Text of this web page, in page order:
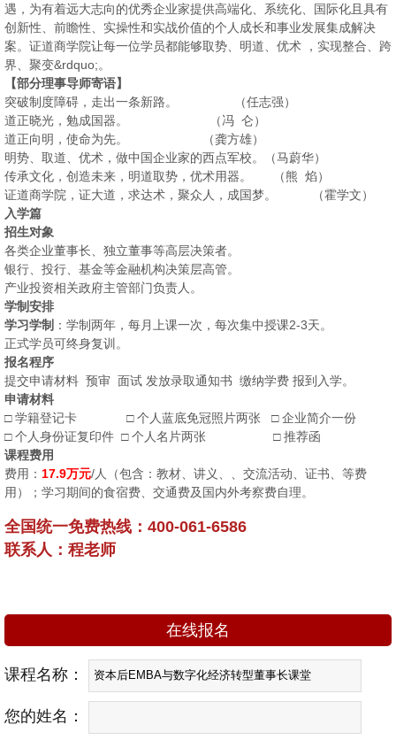
遇，为有着远大志向的优秀企业家提供高端化、系统化、国际化且具有
创新性、前瞻性、实操性和实战价值的个人成长和事业发展集成解决
案。证道商学院让每一位学员都能够取势、明道、优术 ，实现整合、跨
界、聚变&rdquo;。
【部分理事导师寄语】
突破制度障碍，走出一条新路。 （任志强）
道正晓光，勉成国器。 （冯 仑）
道正向明，使命为先。 （龚方雄）
明势、取道、优术，做中国企业家的西点军校。（马蔚华）
传承文化，创造未来，明道取势，优术用器。 （熊 焰）
证道商学院，证大道，求达术，聚众人，成国梦。 （霍学文）
入学篇
招生对象
各类企业董事长、独立董事等高层决策者。
银行、投行、基金等金融机构决策层高管。
产业投资相关政府主管部门负责人。
学制安排
学习学制 ：学制两年，每月上课一次，每次集中授课2-3天。
正式学员可终身复训。
报名程序
提交申请材料 预审 面试 发放录取通知书 缴纳学费 报到入学。
申请材料
□ 学籍登记卡 □ 个人蓝底免冠照片两张 □ 企业简介一份
□ 个人身份证复印件 □ 个人名片两张 □ 推荐函
课程费用
费用： 17.9万元/人（包含：教材、讲义、、交流活动、证书、等费
用）；学习期间的食宿费、交通费及国内外考察费自理。
全国统一免费热线：400-061-6586
联系人：程老师
在线报名
课程名称：
您的姓名：